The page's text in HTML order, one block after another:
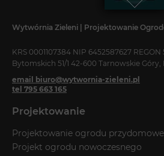
Wytwórnia Zieleni | Projektowanie
KRS 0001107384 NIP 6452587627
Bytomskich 51/1 42-600 Tarnowskie Góry,
email biuro@wytwornia-zieleni.pl
tel 795 663 165
Projektowanie
Projektowanie ogrodu
Projekt ogrodu nowoczesnego